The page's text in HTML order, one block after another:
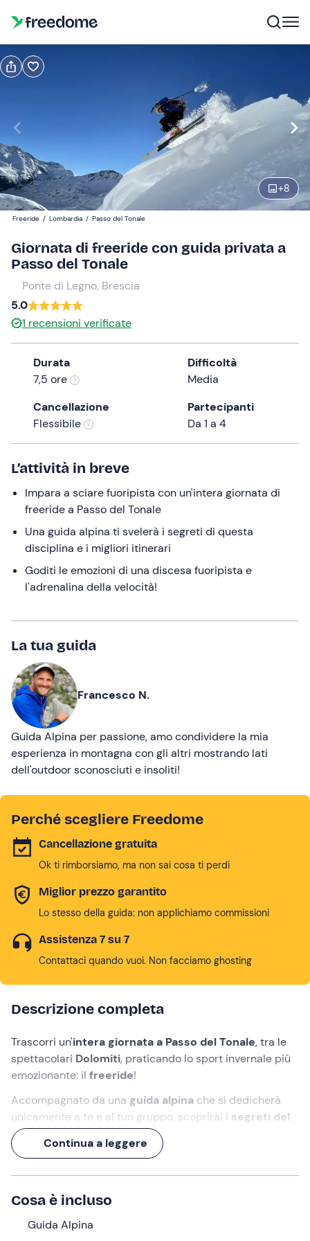
+8
Navigate
forward
to
interact
with
the
and
select
date.
Press
the
question
mark
keyboard
shortcuts
for
changing
dates.
Modifica
Partecipanti
380 €
1
Freeride / Lombardia / Passo del Tonale
Giornata di freeride con guida privata a
Passo del Tonale
Ponte di Legno, Brescia
5.0
1 recensioni verificate
Durata
7,5 ore
Difficoltà
Media
Cancellazione
Flessibile
Partecipanti
Da 1 a 4
L’attività in breve
Impara a sciare fuoripista con un'intera giornata di
freeride a Passo del Tonale
Una guida alpina ti svelerà i segreti di questa
disciplina e i migliori itinerari
Goditi le emozioni di una discesa fuoripista e
l'adrenalina della velocità!
La tua guida
Francesco N.
Guida Alpina per passione, amo condividere la mia
esperienza in montagna con gli altri mostrando lati
dell'outdoor sconosciuti e insoliti!
Perché scegliere Freedome
Cancellazione gratuita
Ok ti rimborsiamo, ma non sai cosa ti perdi
Miglior prezzo garantito
Lo stesso della guida: non applichiamo commissioni
Assistenza 7 su 7
Contattaci quando vuoi. Non facciamo ghosting
Descrizione completa
Trascorri un'intera giornata a Passo del Tonale, tra le
spettacolari Dolomiti, praticando lo sport invernale più
emozionante: il freeride!
Accompagnato da una guida alpina che si dedicherà
unicamente a te e al tuo gruppo, scoprirai i segreti del
freeridee imparerai a sciare sulla neve fresca con
sicurezza e stile. Passo dopo passo, acquisirai fiducia e
E allora, cosa aspetti? Prepara gli sci e regalati
un'esperienza di pura adrenalina
Continua a leggere
Cosa è incluso
Guida Alpina